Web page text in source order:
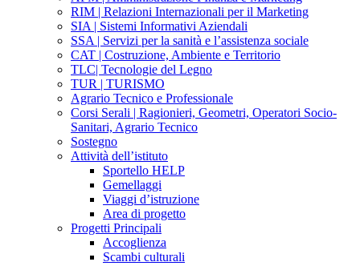
RIM | Relazioni Internazionali per il Marketing
SIA | Sistemi Informativi Aziendali
SSA | Servizi per la sanità e l’assistenza sociale
CAT | Costruzione, Ambiente e Territorio
TLC| Tecnologie del Legno
TUR | TURISMO
Agrario Tecnico e Professionale
Corsi Serali | Ragionieri, Geometri, Operatori Socio-
Sanitari, Agrario Tecnico
Sostegno
Attività dell’istituto
Sportello HELP
Gemellaggi
Viaggi d’istruzione
Area di progetto
Progetti Principali
Accoglienza
Scambi culturali